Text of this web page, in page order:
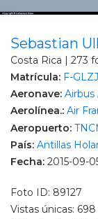
Sebastian
Costa Rica | 273
Matrícula: F-GLZJ
Aeronave: Airbus
Aerolínea.: Air
Aeropuerto:
País: Antillas
Fecha: 2015-09-
Foto ID: 89127
Vistas únicas: 698